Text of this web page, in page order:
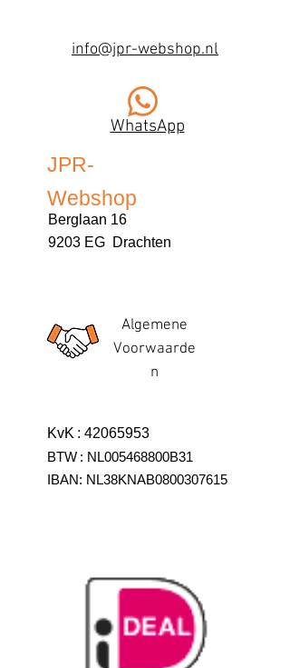
info@jpr-webshop.nl
WhatsApp
JPR-
Webshop
Berglaan 16
9203 EG Drachten
Algemene
Voorwaarde
n
KvK : 42065953
BTW : NL005468800B31
IBAN: NL38KNAB0800307615